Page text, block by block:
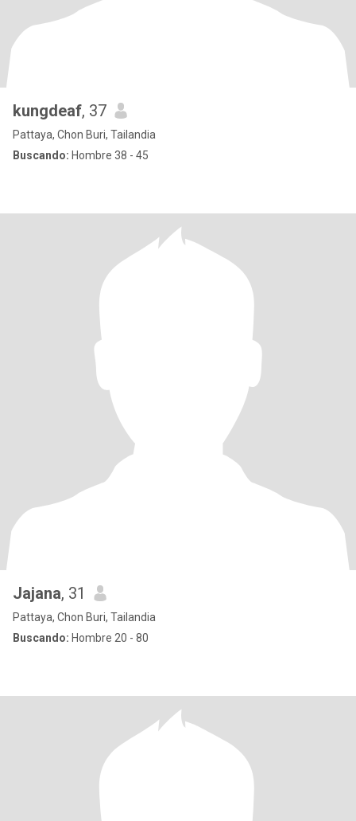
kungdeaf, 37
Pattaya, Chon Buri, Tailandia
Buscando: Hombre 38 - 45
Jajana, 31
Pattaya, Chon Buri, Tailandia
Buscando: Hombre 20 - 80